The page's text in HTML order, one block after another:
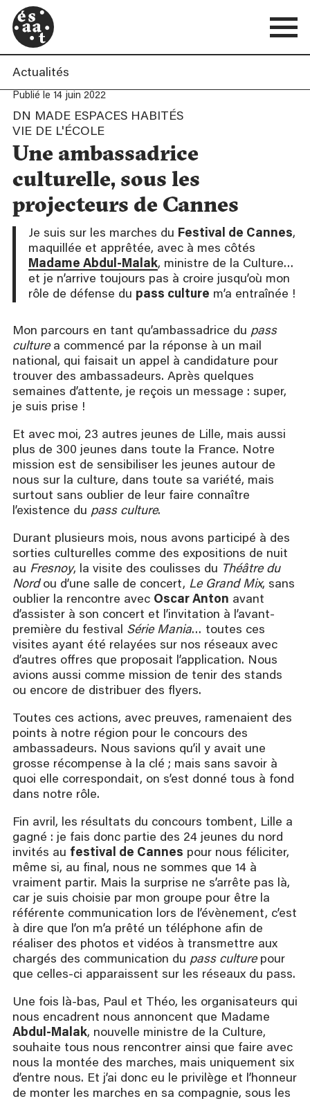
Actualités
Publié le 14 juin 2022
DN MADE ESPACES HABITÉS
VIE DE L'ÉCOLE
Une ambassadrice
culturelle, sous les
projecteurs de Cannes
Je suis sur les marches du Festival de Cannes,
maquillée et apprêtée, avec à mes côtés
Madame Abdul-Malak, ministre de la Culture…
et je n’arrive toujours pas à croire jusqu’où mon
rôle de défense du pass culture m’a entraînée !
Mon parcours en tant qu’ambassadrice du pass
culturea commencé par la réponse à un mail
national, qui faisait un appel à candidature pour
trouver des ambassadeurs. Après quelques
semaines d’attente, je reçois un message : super,
je suis prise !
Et avec moi, 23 autres jeunes de Lille, mais aussi
plus de 300 jeunes dans toute la France. Notre
mission est de sensibiliser les jeunes autour de
nous sur la culture, dans toute sa variété, mais
surtout sans oublier de leur faire connaître
l’existence du pass culture.
Durant plusieurs mois, nous avons participé à des
sorties culturelles comme des expositions de nuit
au Fresnoy, la visite des coulisses du Théâtre du
Nordou d’une salle de concert, Le Grand Mix, sans
oublier la rencontre avec Oscar Anton avant
d’assister à son concert et l’invitation à l’avant-
première du festival Série Mania… toutes ces
visites ayant été relayées sur nos réseaux avec
d’autres offres que proposait l’application. Nous
avions aussi comme mission de tenir des stands
ou encore de distribuer des flyers.
Toutes ces actions, avec preuves, ramenaient des
points à notre région pour le concours des
ambassadeurs. Nous savions qu’il y avait une
grosse récompense à la clé ; mais sans savoir à
quoi elle correspondait, on s’est donné tous à fond
dans notre rôle.
Fin avril, les résultats du concours tombent, Lille a
gagné : je fais donc partie des 24 jeunes du nord
invités au festival de Cannes pour nous féliciter,
même si, au final, nous ne sommes que 14 à
vraiment partir. Mais la surprise ne s’arrête pas là,
car je suis choisie par mon groupe pour être la
référente communication lors de l’évènement, c’est
à dire que l’on m’a prêté un téléphone afin de
réaliser des photos et vidéos à transmettre aux
chargés des communication du pass culturepour
que celles-ci apparaissent sur les réseaux du pass.
Une fois là-bas, Paul et Théo, les organisateurs qui
nous encadrent nous annoncent que Madame
Abdul-Malak, nouvelle ministre de la Culture,
souhaite tous nous rencontrer ainsi que faire avec
nous la montée des marches, mais uniquement six
d’entre nous. Et j’ai donc eu le privilège et l’honneur
de monter les marches en sa compagnie, sous les